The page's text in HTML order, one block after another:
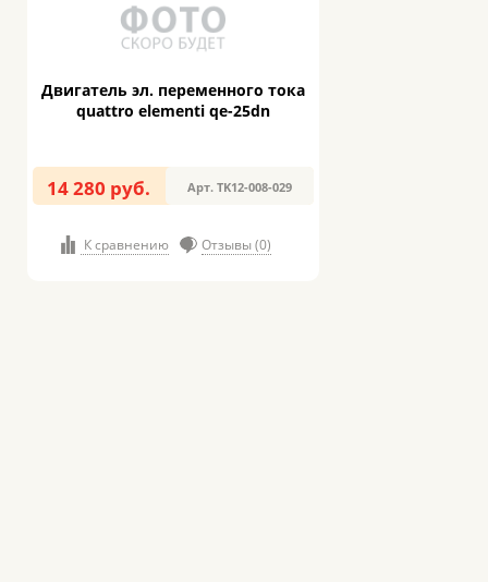
Двигатель эл. переменного тока
quattro elementi qe-25dn
14 280 руб. Арт. TK12-008-029
К сравнению Отзывы (0)